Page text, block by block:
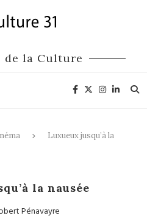
de la Culture
Luxueux jusqu’à la
la nausée
Pénavayre